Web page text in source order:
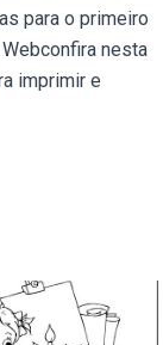
para o primeiro
nesta
imprimir e